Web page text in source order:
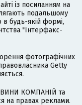
із посиланням на
подальшому
будь-якій формі,
"Інтерфакс-
фотографічних
Getty
КОМПАНІЙ та
на правах реклами.